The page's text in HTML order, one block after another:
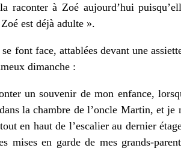
raconter à Zoé aujourd’hui
est déjà adulte ».
font face, attablées devant une
dimanche :
un souvenir de mon enfance,
la chambre de l’oncle Martin, et
en haut de l’escalier au dernier
mises en garde de mes grands-